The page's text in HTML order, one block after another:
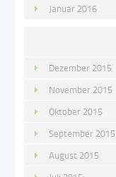
Januar 2016
Dezember 2015
November 2015
Oktober 2015
September 2015
August 2015